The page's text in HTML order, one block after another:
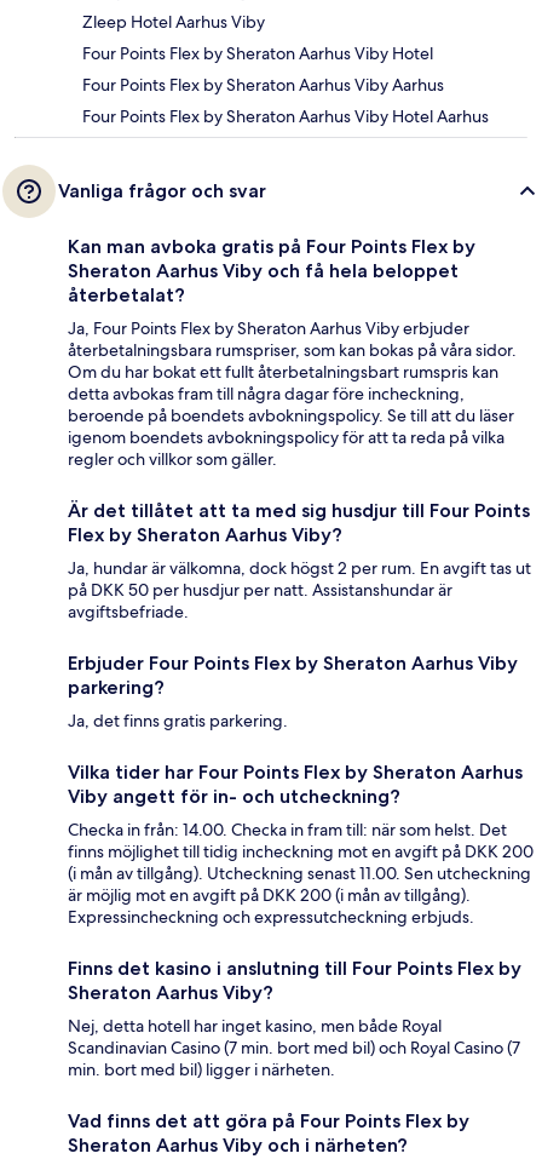
Zleep Hotel Aarhus Viby
Four Points Flex by Sheraton Aarhus Viby Hotel
Four Points Flex by Sheraton Aarhus Viby Aarhus
Four Points Flex by Sheraton Aarhus Viby Hotel Aarhus
Vanliga frågor och svar
Kan man avboka gratis på Four Points Flex by
Sheraton Aarhus Viby och få hela beloppet
återbetalat?
Ja, Four Points Flex by Sheraton Aarhus Viby erbjuder
återbetalningsbara rumspriser, som kan bokas på våra sidor.
Om du har bokat ett fullt återbetalningsbart rumspris kan
detta avbokas fram till några dagar före incheckning,
beroende på boendets avbokningspolicy. Se till att du läser
igenom boendets avbokningspolicy för att ta reda på vilka
regler och villkor som gäller.
Är det tillåtet att ta med sig husdjur till Four Points
Flex by Sheraton Aarhus Viby?
Ja, hundar är välkomna, dock högst 2 per rum. En avgift tas ut
på DKK 50 per husdjur per natt. Assistanshundar är
avgiftsbefriade.
Erbjuder Four Points Flex by Sheraton Aarhus Viby
parkering?
Ja, det finns gratis parkering.
Vilka tider har Four Points Flex by Sheraton Aarhus
Viby angett för in- och utcheckning?
Checka in från: 14.00. Checka in fram till: när som helst. Det
finns möjlighet till tidig incheckning mot en avgift på DKK 200
(i mån av tillgång). Utcheckning senast 11.00. Sen utcheckning
är möjlig mot en avgift på DKK 200 (i mån av tillgång).
Expressincheckning och expressutcheckning erbjuds.
Finns det kasino i anslutning till Four Points Flex by
Sheraton Aarhus Viby?
Nej, detta hotell har inget kasino, men både Royal
Scandinavian Casino (7 min. bort med bil) och Royal Casino (7
min. bort med bil) ligger i närheten.
Vad finns det att göra på Four Points Flex by
Sheraton Aarhus Viby och i närheten?